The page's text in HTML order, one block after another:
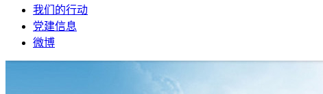
我们的行动
党建信息
微博